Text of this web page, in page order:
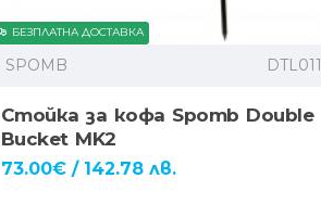
БЕЗПЛАТНА ДОСТАВКА
SPOMB DTL011
Стойка за кофа Spomb Double
Bucket MK2
73.00€ / 142.78 лв.